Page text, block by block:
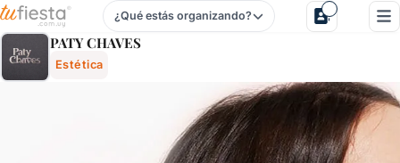
Paty Chaves - Estética Para Cumpleaños De 15 Y
¿Qué estás organizando?
PATY CHAVES
Estética